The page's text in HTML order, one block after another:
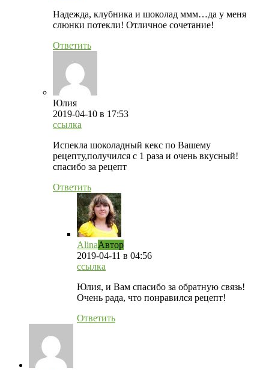
Надежда, клубника и шоколад ммм…да у меня
слюнки потекли! Отличное сочетание!
Ответить
Юлия
2019-04-10 в 17:53
ссылка
Испекла шоколадный кекс по Вашему
рецепту,получился с 1 раза и очень вкусный!
спасибо за рецепт
Ответить
AlinaАвтор
2019-04-11 в 04:56
ссылка
Юлия, и Вам спасибо за обратную связь!
Очень рада, что понравился рецепт!
Ответить